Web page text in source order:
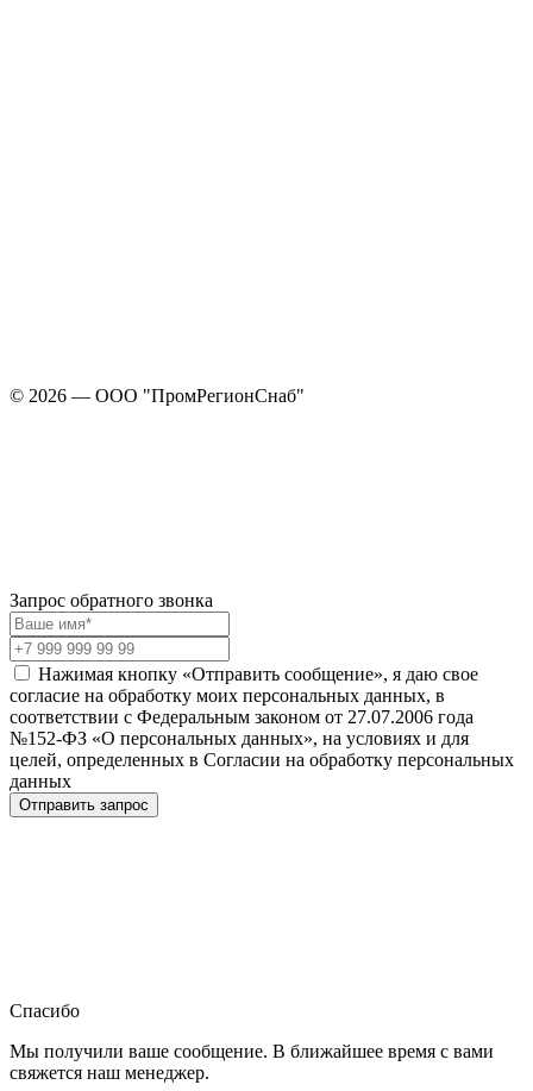
© 2026 — ООО "ПромРегионСнаб"
Запрос обратного звонка
Нажимая кнопку «Отправить сообщение», я даю свое
согласие на обработку моих персональных данных, в
соответствии с Федеральным законом от 27.07.2006 года
№152-ФЗ «О персональных данных», на условиях и для
целей, определенных в Согласии на обработку персональных
данных
Отправить запрос
Спасибо
Мы получили ваше сообщение. В ближайшее время с вами
свяжется наш менеджер.